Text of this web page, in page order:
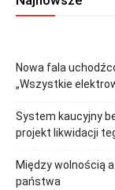
Nowa fala
„Wszystkie
System kaucyjny
projekt likwidacji
Między wolnością
państwa